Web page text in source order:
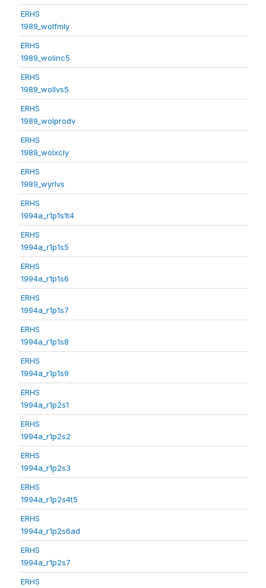
ERHS
1989_wolfmly
ERHS
1989_wolinc5
ERHS
1989_wollvs5
ERHS
1989_wolprodv
ERHS
1989_wolxcly
ERHS
1989_wyrlvs
ERHS
1994a_r1p1s1t4
ERHS
1994a_r1p1s5
ERHS
1994a_r1p1s6
ERHS
1994a_r1p1s7
ERHS
1994a_r1p1s8
ERHS
1994a_r1p1s9
ERHS
1994a_r1p2s1
ERHS
1994a_r1p2s2
ERHS
1994a_r1p2s3
ERHS
1994a_r1p2s4t5
ERHS
1994a_r1p2s6ad
ERHS
1994a_r1p2s7
ERHS